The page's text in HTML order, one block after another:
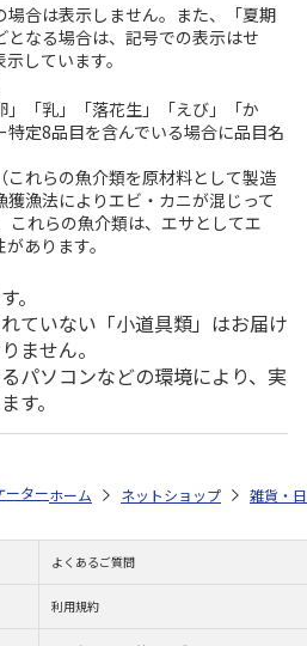
場合は表示しません。また、「夏期
なる場合は、記号での表示はせ
しています。
「乳」「落花生」「えび」「か
定8品目を含んでいる場合に品目名
れらの魚介類を原材料として製造
漁法によりエビ・カニが混じって
これらの魚介類は、エサとしてエ
あります。
。
ていない「小道具類」はお届け
ません。
パソコンなどの環境により、実
す。
ーター アイスバッグ(氷のう) S アリエル
ホーム ネットショップ 雑貨・
よくあるご質問
利用規約